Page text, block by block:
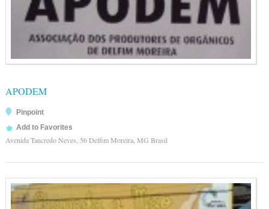
APODEM
Pinpoint
Add to Favorites
Avenida Tancredo Neves, 56 Delfim Moreira, MG Brasil